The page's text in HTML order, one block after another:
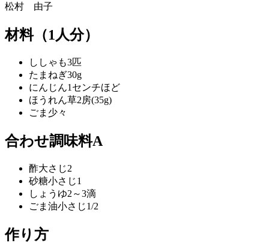
松村 由子
材料（1人分）
ししゃも3匹
たまねぎ30g
にんじん1センチほど
ほうれん草2房(35g)
ごま 少々
合わせ調味料A
酢大さじ2
砂糖小さじ1
しょうゆ2～3滴
ごま油小さじ1/2
作り方